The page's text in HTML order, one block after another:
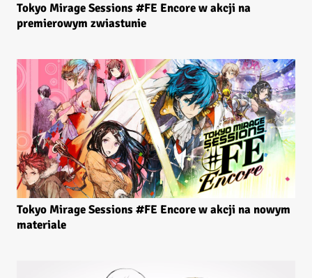
Tokyo Mirage Sessions #FE Encore w akcji na
premierowym zwiastunie
Tokyo Mirage Sessions #FE Encore w akcji na nowym
materiale